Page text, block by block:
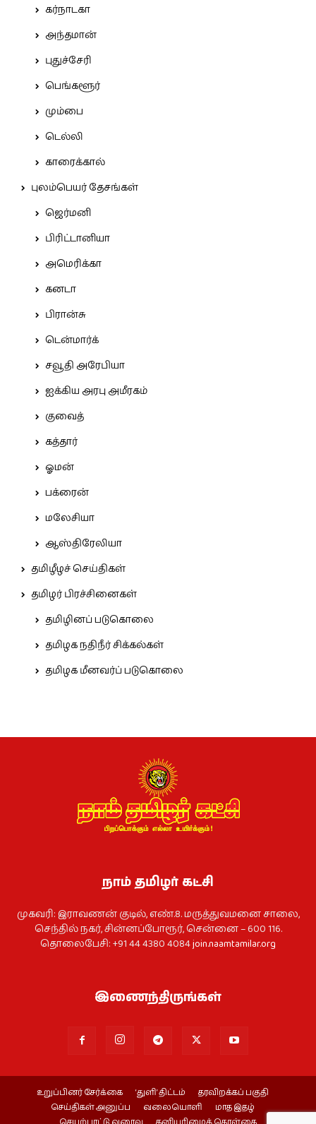
கர்நாடகா
அந்தமான்
புதுச்சேரி
பெங்களூர்
மும்பை
டெல்லி
காரைக்கால்
புலம்பெயர் தேசங்கள்
ஜெர்மனி
பிரிட்டானியா
அமெரிக்கா
கனடா
பிரான்சு
டென்மார்க்
சவூதி அரேபியா
ஐக்கிய அரபு அமீரகம்
குவைத்
கத்தார்
ஓமன்
பக்ரைன்
மலேசியா
ஆஸ்திரேலியா
தமிழீழச் செய்திகள்
தமிழர் பிரச்சினைகள்
தமிழினப் படுகொலை
தமிழக நதிநீர் சிக்கல்கள்
தமிழக மீனவர்ப் படுகொலை
நாம் தமிழர் கட்சி
முகவரி: இராவணன் குடில், எண்.8. மருத்துவமனை சாலை,
செந்தில் நகர், சின்னப்போரூர், சென்னை – 600 116.
தொலைபேசி: +91 44 4380 4084join.naamtamilar.org
இணைந்திருங்கள்
உறுப்பினர் சேர்க்கை ‘துளி’ திட்டம்
தரவிறக்கப் பகுதி
செய்திகள் அனுப்ப
வலையொளி
மாத இதழ்